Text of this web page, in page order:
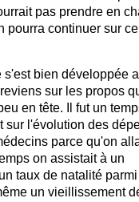
pas prendre en
pourra continuer sur ce
s'est bien développée
sur les propos
en tête. Il fut un
sur l'évolution des
parce qu'on
on assistait à un
taux de natalité
un vieillissement